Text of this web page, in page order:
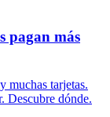
pagan más
muchas tarjetas.
Descubre dónde.